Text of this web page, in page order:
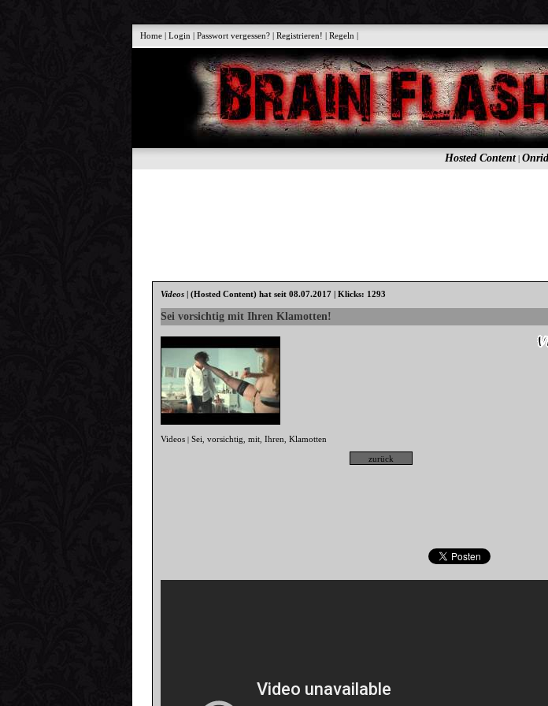
Home |Login |Passwort vergessen? |Registrieren! |Regeln |
Hosted Content|
Videos |(Hosted Content) hat seit 08.07.2017 | Klicks: 1293
Sei vorsichtig mit Ihren Klamotten!
Videos |Sei ,vorsichtig ,mit ,Ihren ,Klamotten